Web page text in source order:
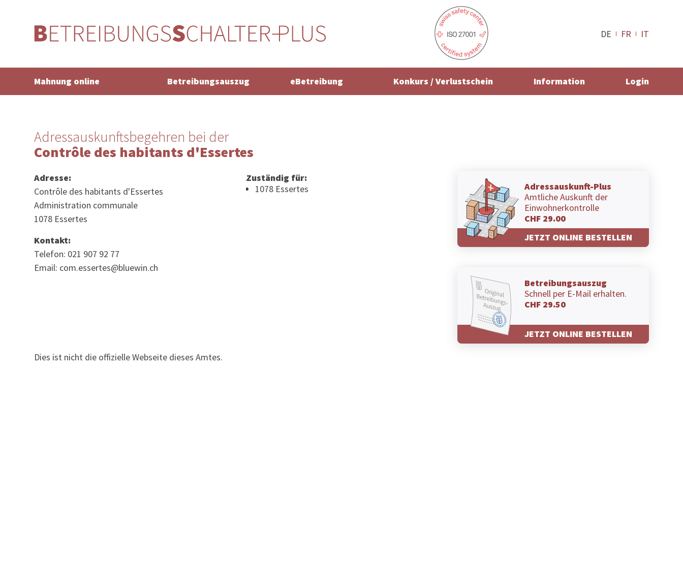
DE FR IT
Mahnung online Betreibungsauszug eBetreibung Konkurs / Verlustschein Information Login
Adressauskunftsbegehren bei der
Contrôle des habitants d'Essertes
Adresse:
Contrôle des habitants d'Essertes
Administration communale
1078 Essertes
Kontakt:
Telefon: 021 907 92 77
Email: com.essertes@bluewin.ch
Zuständig für:
1078 Essertes
Adressauskunft-Plus
Amtliche Auskunft der
Einwohnerkontrolle
CHF 29.00
JETZT ONLINE BESTELLEN
Betreibungsauszug
Schnell per E-Mail erhalten.
CHF 29.50
JETZT ONLINE BESTELLEN
Dies ist nicht die offizielle Webseite dieses Amtes.